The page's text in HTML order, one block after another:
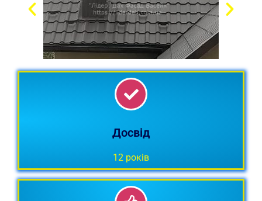
Досвід
12 років
Продаємо металочерепицю
протягом 12 років. Ми знаємо, що
порекомендувати.